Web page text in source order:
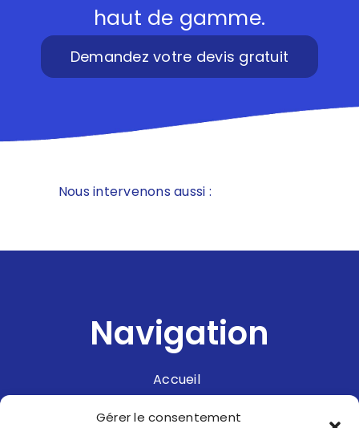
Gérer le consentement
haut de gamme.
Demandez votre devis gratuit
Nous intervenons aussi :
Navigation
Accueil
Nos prestations